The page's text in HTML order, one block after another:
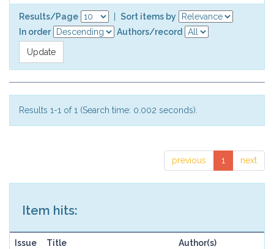
Results/Page
Sort items by
In order
Authors/record
Results 1-1 of 1 (Search time: 0.002 seconds).
previous 1 next
Item hits:
Issue Title Author(s)